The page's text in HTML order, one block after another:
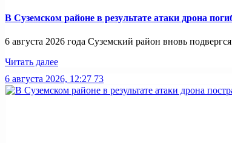
В Суземском районе в результате атаки дрона
6 августа 2026 года Суземский район вновь
Читать далее
6 августа 2026, 12:27 73